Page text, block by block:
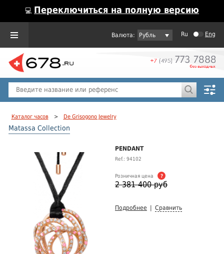
💻 Переключиться на полную версию
Рубль Ru Eng
Каталог часов > De Grisogono Jewelry
Matassa Collection
PENDANT
Ref.: 94102
Розничная цена ?
2 381 400 руб
Подробнее Сравнить